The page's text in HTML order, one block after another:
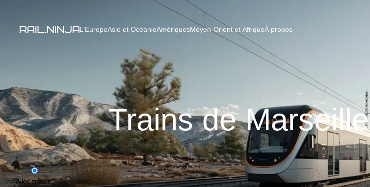
L'EuropeAsie et OcéanieAmériquesMoyen-Orient et AfriqueÀ propos
Trains de Marseille
Aller simple